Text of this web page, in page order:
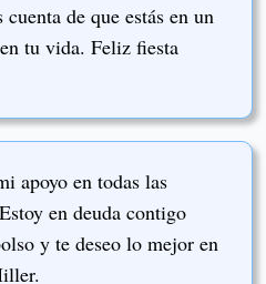
de que estás en un
tu vida. Feliz fiesta
apoyo en todas las
en deuda contigo
y te deseo lo mejor en